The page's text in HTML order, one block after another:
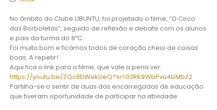
No âmbito do Clube UBUNTU, foi projetado o filme, “O Circo
das Borboletas”, seguido de reflexão e debate com os alunos
e pais da turma do 8ºC.
Foi muito bom e ficámos todos de coração cheio de coisas
boas. A repetir!
Aqui fica o link para o filme, que vale a pena ver:
https://youtu.be/ZQc8DWekUeQ?si=03RK9WbPvu4bMbz2
Partilha-se o sentir de duas das encarregadas de educação
que tiveram oportunidade de participar na atividade: